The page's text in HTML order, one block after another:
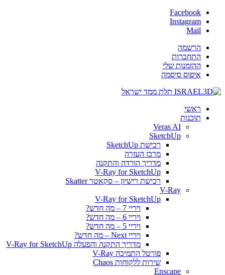
Facebook
Instagram
Mail
הרשמה
התחברות
ההזמנות שלי
איפוס סיסמה
ראשי
תוכנות
Veras AI
SketchUp
רכישת SketchUp
מרכז העזרה
מדריך הורדה והתקנה
V-Ray for SketchUp
רכישת רישיון – סקאטר Skatter
V-Ray
V-Ray for SketchUp
ויריי 7 – מה חדש?
ויריי 6 – מה חדש?
ויריי 5 – מה חדש?
ויריי Next – מה חדש?
מדריך התקנה והפעלה V-Ray for SketchUp
פורטל התמיכה V-Ray
שירות ללקוחות Chaos
Enscape